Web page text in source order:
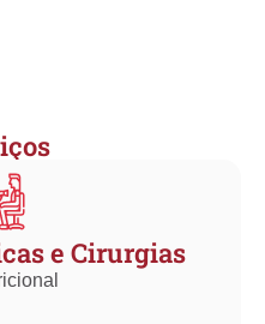
e Cirurgias